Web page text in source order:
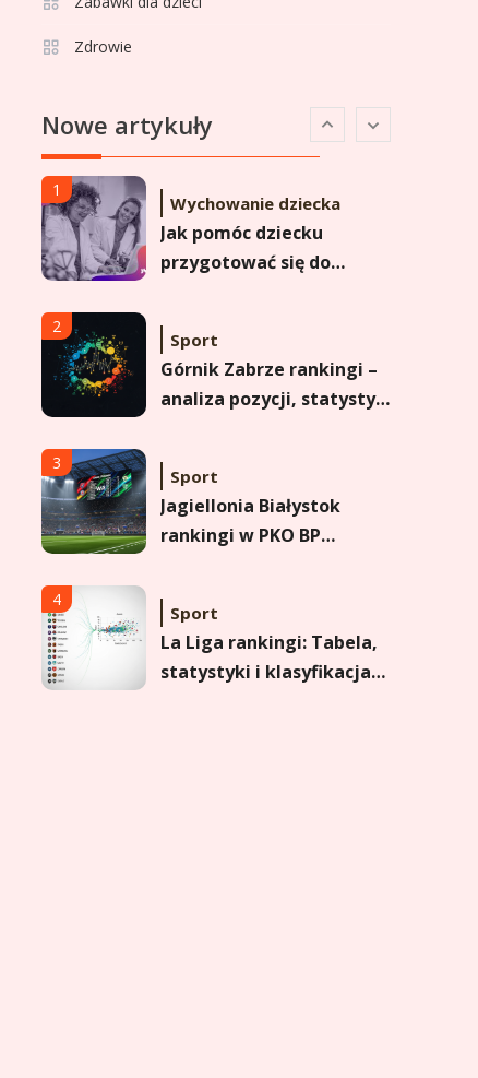
Zdrowie
Nowe artykuły
6
Analiza pozycji w
Ekstraklasie i historyczne
dane
1
Wychowanie dziecka
Jak pomóc dziecku
przygotować się do
to dobre rozwiązanie dla
maturzysty?
2
Sport
Górnik Zabrze rankingi –
analiza pozycji, statystyk
3
Sport
Jagiellonia Białystok
rankingi w PKO BP
formy i statystyk
4
Sport
La Liga rankingi: Tabela,
statystyki i klasyfikacja